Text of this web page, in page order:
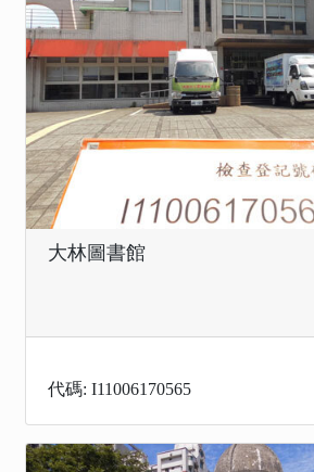
大林圖書館
代碼: I11006170565